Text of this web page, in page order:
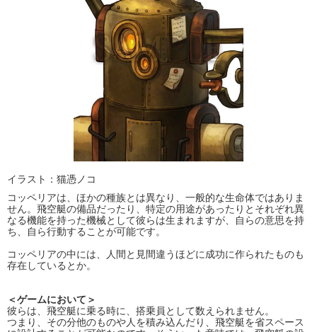
イラスト：猫憑ノコ
コッペリアは、ほかの種族とは異なり、一般的な生命体ではありま
せん。飛空艇の備品だったり、特定の用途があったりとそれぞれ異
なる機能を持った機械として彼らは生まれますが、自らの意思を持
ち、自ら行動することが可能です。
コッペリアの中には、人間と見間違うほどに成功に作られたものも
存在しているとか。
＜ゲームにおいて＞
彼らは、飛空艇に乗る時に、搭乗員として数えられません。
つまり、その分他のものや人を積み込んだり、飛空艇を省スペース